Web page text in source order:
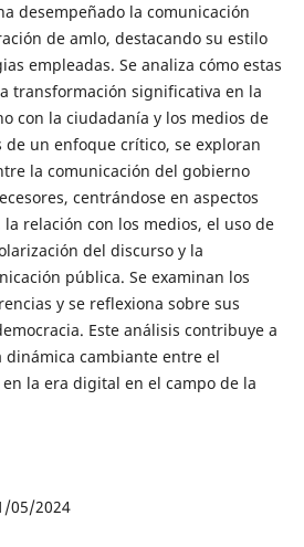
desempeñado la comunicación
de amlo, destacando su estilo
empleadas. Se analiza cómo estas
transformación significativa en la
con la ciudadanía y los medios de
de un enfoque crítico, se exploran
la comunicación del gobierno
centrándose en aspectos
relación con los medios, el uso de
del discurso y la
pública. Se examinan los
y se reflexiona sobre sus
Este análisis contribuye a
dinámica cambiante entre el
la era digital en el campo de la
05/2024